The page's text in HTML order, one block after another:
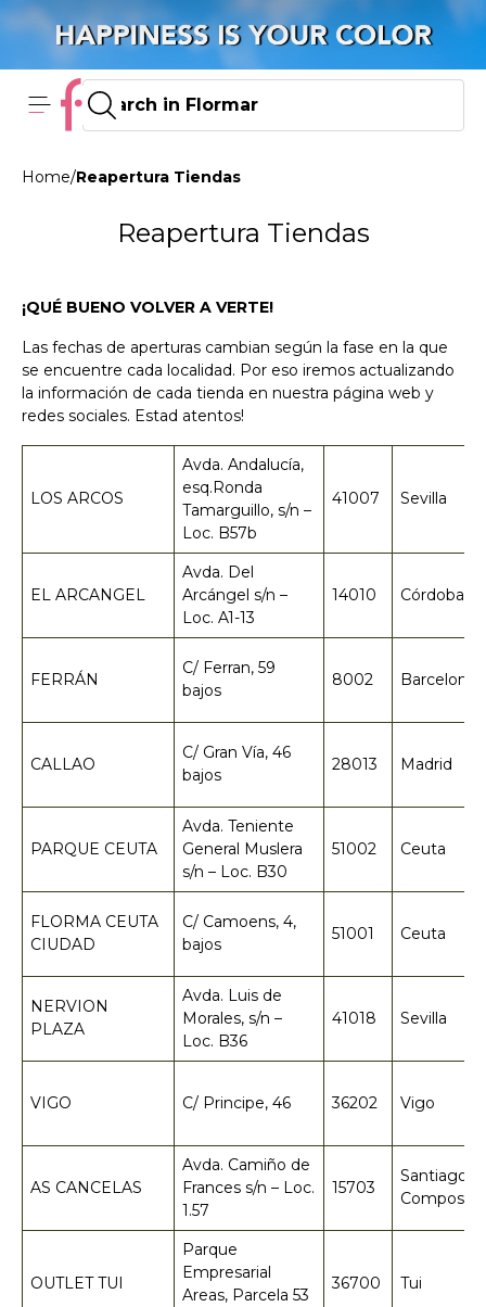
Home/Reapertura Tiendas
Reapertura Tiendas
¡QUÉ BUENO VOLVER A VERTE!
Las fechas de aperturas cambian según la fase en la que
se encuentre cada localidad. Por eso iremos actualizando
la información de cada tienda en nuestra página web y
redes sociales. Estad atentos!
LOS ARCOS
Avda. Andalucía,
esq.Ronda
Tamarguillo, s/n –
Loc. B57b
41007 Sevilla
EL ARCANGEL
Avda. Del
Arcángel s/n –
Loc. A1-13
14010 Córdoba
FERRÁN
C/ Ferran, 59
bajos
8002 Barcelona
CALLAO
C/ Gran Vía, 46
bajos
28013 Madrid
PARQUE CEUTA
Avda. Teniente
General Muslera
s/n – Loc. B30
51002 Ceuta
FLORMA CEUTA
CIUDAD
C/ Camoens, 4,
bajos
51001 Ceuta
NERVION
PLAZA
Avda. Luis de
Morales, s/n –
Loc. B36
41018 Sevilla
VIGO C/ Principe, 46 36202 Vigo
AS CANCELAS
Avda. Camiño de
Frances s/n – Loc.
1.57
15703
Santiago
OUTLET TUI
Parque
Empresarial
Areas, Parcela 53
36700 Tui